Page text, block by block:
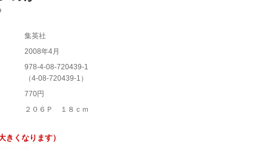
集英社
2008年4月
978-4-08-720439-1
（4-08-720439-1 ）
770円
２０６Ｐ １８ｃｍ
くなります）